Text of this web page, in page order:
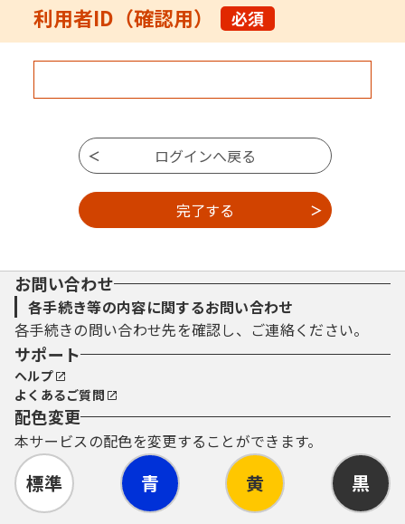
利用者ID（確認用） 必須
お問い合わせ
各手続き等の内容に関するお問い合わせ
各手続きの問い合わせ先を確認し、ご連絡ください。
サポート
ヘルプ
よくあるご質問
配色変更
本サービスの配色を変更することができます。
標準 青 黄 黒